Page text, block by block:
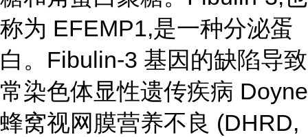
称为 EFEMP1,是一种分泌蛋
白。Fibulin-3 基因的缺陷导致
常染色体显性遗传疾病 Doyne
蜂窝视网膜营养不良 (DHRD,